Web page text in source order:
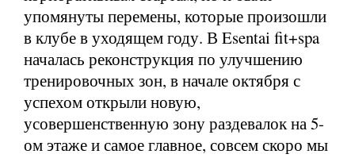
упомянуты перемены, которые произошли
в клубе в уходящем году. В Esentai fit+spa
началась реконструкция по улучшению
тренировочных зон, в начале октября с
успехом открыли новую,
усовершенственную зону раздевалок на 5-
ом этаже и самое главное, совсем скоро мы